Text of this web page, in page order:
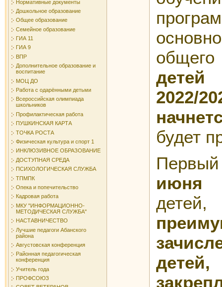
Нормативные документы
Дошкольное образование
Общее образование
Семейное образование
ГИА 11
ГИА 9
ВПР
Дополнительное образование и
воспитание
МОЦ ДО
Работа с одарёнными детьми
Всероссийская олимпиада
школьников
Профилактическая работа
ПУШКИНСКАЯ КАРТА
ТОЧКА РОСТА
Физическая культура и спорт 1
ИНКЛЮЗИВНОЕ ОБРАЗОВАНИЕ
ДОСТУПНАЯ СРЕДА
ПСИХОЛОГИЧЕСКАЯ СЛУЖБА
ТПМПК
Опека и попечительство
Кадровая работа
МКУ "ИНФОРМАЦИОННО-
МЕТОДИЧЕСКАЯ СЛУЖБА"
НАСТАВНИЧЕСТВО
Лучшие педагоги Абанского
района
Августовская конференция
Районная педагогическая
конференция
Учитель года
ПРОФСОЮЗ
будет